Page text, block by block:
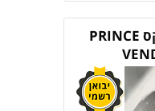
שעון יד אנלוגי יוניסקס PRINCE